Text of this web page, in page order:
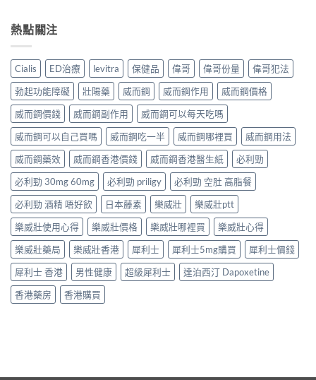
熱點關注
Cialis ED治療 levitra 保健品 偉哥 偉哥份量
偉哥犯法
勃起功能障礙
壯陽藥 威而鋼 威而鋼作用
威而鋼價格
威而鋼價錢
威而鋼副作用
威而鋼可以每天吃嗎
威而鋼可以自己買嗎
威而鋼吃一半 威而鋼哪裡買
威而鋼用法
威而鋼藥效
威而鋼香港價錢 威而鋼香港醫生紙
必利勁
必利勁 30mg 60mg
必利勁 priligy
必利勁 空肚 高脂餐
必利勁 酒精 唔好飲
日本藤素 樂威壯
樂威壯ptt
樂威壯使用心得
樂威壯價格 樂威壯哪裡買
樂威壯心得
樂威壯藥局
樂威壯香港 犀利士 犀利士5mg購買
犀利士價錢
犀利士 香港
男性健康 超級犀利士
達泊西汀 Dapoxetine
香港藥房
香港購買